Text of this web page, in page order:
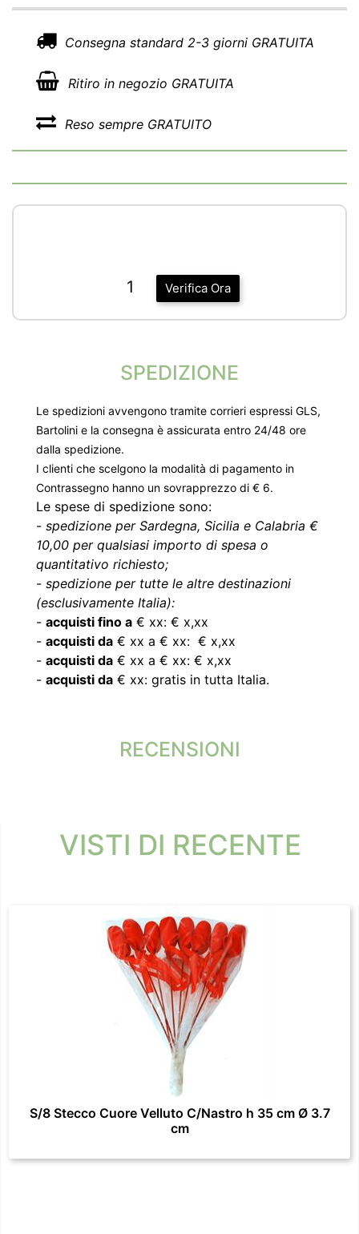
Consegna standard 2-3 giorni GRATUITA
Ritiro in negozio GRATUITA
Reso sempre GRATUITO
Verifica Ora
1
SPEDIZIONE
Le spedizioni avvengono tramite corrieri espressi GLS,
Bartolini e la consegna è assicurata entro 24/48 ore
dalla spedizione.
I clienti che scelgono la modalità di pagamento in
Contrassegno hanno un sovrapprezzo di € 6.
Le spese di spedizione sono:
- spedizione per Sardegna, Sicilia e Calabria €
10,00 per qualsiasi importo di spesa o
quantitativo richiesto;
- spedizione per tutte le altre destinazioni
(esclusivamente Italia):
- acquisti fino a € xx: € x,xx
- acquisti da € xx a € xx: € x,xx
- acquisti da € xx a € xx: € x,xx
- acquisti da € xx: gratis in tutta Italia.
RECENSIONI
VISTI DI RECENTE
S/8 Stecco Cuore Velluto C/Nastro h 35 cm Ø 3.7
cm